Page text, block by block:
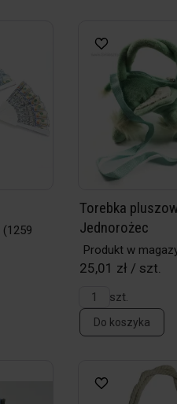
(1259
Torebka
Jednorożec
Produkt w
25,01 zł / szt.
szt.
Do koszyka